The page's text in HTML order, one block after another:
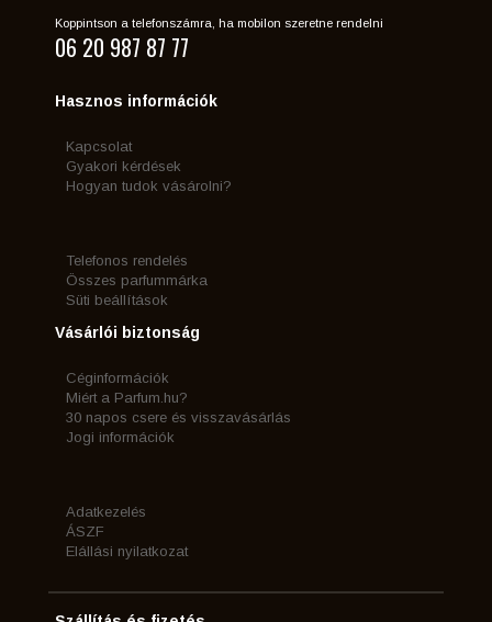
Koppintson a telefonszámra, ha mobilon szeretne rendelni
06 20 987 87 77
Hasznos információk
Kapcsolat
Gyakori kérdések
Hogyan tudok vásárolni?
Telefonos rendelés
Összes parfummárka
Süti beállítások
Vásárlói biztonság
Céginformációk
Miért a Parfum.hu?
30 napos csere és visszavásárlás
Jogi információk
Adatkezelés
ÁSZF
Elállási nyilatkozat